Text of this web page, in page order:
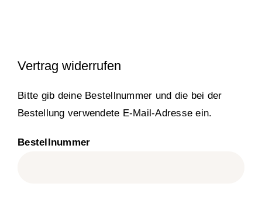
Wäscheduft
Vertrag widerrufen
Bitte gib deine Bestellnummer und die bei der
Bestellung verwendete E-Mail-Adresse ein.
Bestellnummer